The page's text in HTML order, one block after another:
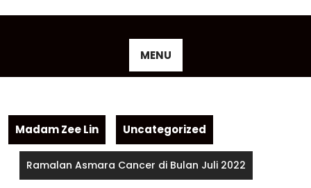
MENU
Madam Zee Lin Uncategorized
Ramalan Asmara Cancer di Bulan Juli 2022